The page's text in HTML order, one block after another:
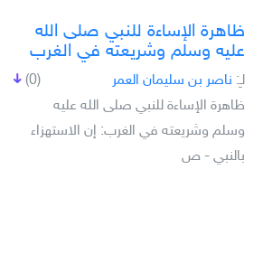
ظاهرة الإساءة للنبي صلى الله
عليه وسلم وشريعته في الغرب
(0) لـِ: ناصر بن سليمان العمر
ظاهرة الإساءة للنبي صلى الله عليه
وسلم وشريعته في الغرب: إن الاستهزاء
بالنبي - ص